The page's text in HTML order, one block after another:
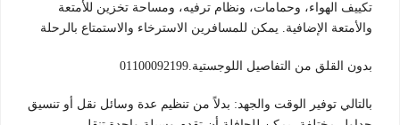
تكييف الهواء، وحمامات، ونظام ترفيه، ومساحة تخزين للأمتعة
والأمتعة الإضافية. يمكن للمسافرين الاسترخاء والاستمتاع بالرحلة
بدون القلق من التفاصيل اللوجستية.01100092199
بالتالي توفير الوقت والجهد: بدلاً من تنظيم عدة وسائل نقل أو تنسيق